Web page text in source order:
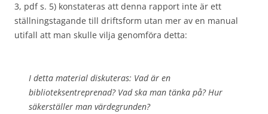
3, pdf s. 5) konstateras att denna rapport inte är ett
ställningstagande till driftsform utan mer av en manual
utifall att man skulle vilja genomföra detta:
I detta material diskuteras: Vad är en
biblioteksentreprenad? Vad ska man tänka på? Hur
säker­ställer man värdegrunden?